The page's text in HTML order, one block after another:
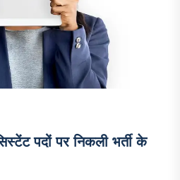
पदों पर निकली भर्ती के